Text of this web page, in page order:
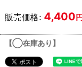
販売価格: 4,400
【◯在庫あり】